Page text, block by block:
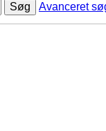
Søg Avanceret